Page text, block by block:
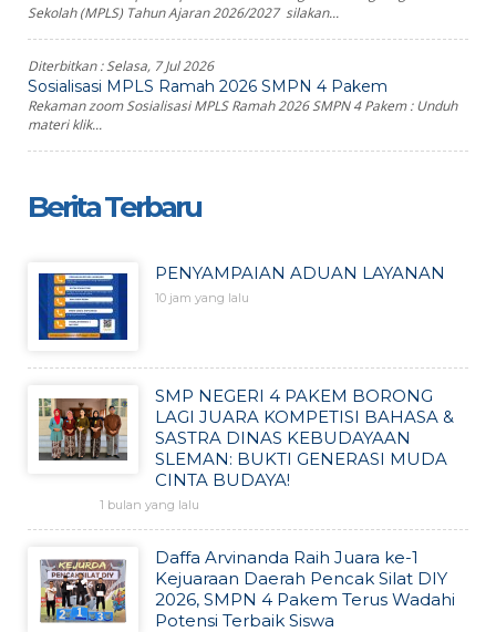
Sekolah (MPLS) Tahun Ajaran 2026/2027 silakan...
Diterbitkan :Selasa, 7 Jul 2026
Sosialisasi MPLS Ramah 2026 SMPN 4 Pakem
Rekaman zoom Sosialisasi MPLS Ramah 2026 SMPN 4 Pakem : Unduh
materi klik...
Berita Terbaru
PENYAMPAIAN ADUAN LAYANAN
10 jam yang lalu
SMP NEGERI 4 PAKEM BORONG
LAGI JUARA KOMPETISI BAHASA &
SASTRA DINAS KEBUDAYAAN
SLEMAN: BUKTI GENERASI MUDA
CINTA BUDAYA!
1 bulan yang lalu
Daffa Arvinanda Raih Juara ke-1
Kejuaraan Daerah Pencak Silat DIY
2026, SMPN 4 Pakem Terus Wadahi
Potensi Terbaik Siswa